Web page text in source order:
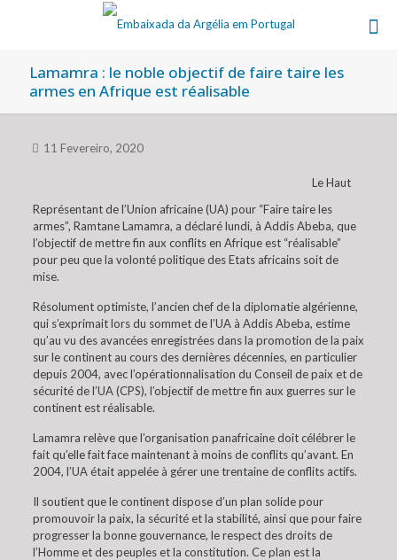
Lamamra : le noble objectif de faire taire les
armes en Afrique est réalisable
11 Fevereiro, 2020
Le Haut
Représentant de l’Union africaine (UA) pour “Faire taire les
armes”, Ramtane Lamamra, a déclaré lundi, à Addis Abeba, que
l’objectif de mettre fin aux conflits en Afrique est “réalisable”
pour peu que la volonté politique des Etats africains soit de
mise.
Résolument optimiste, l’ancien chef de la diplomatie algérienne,
qui s’exprimait lors du sommet de l’UA à Addis Abeba, estime
qu’au vu des avancées enregistrées dans la promotion de la paix
sur le continent au cours des dernières décennies, en particulier
depuis 2004, avec l’opérationnalisation du Conseil de paix et de
sécurité de l’UA (CPS), l’objectif de mettre fin aux guerres sur le
continent est réalisable.
Lamamra relève que l’organisation panafricaine doit célébrer le
fait qu’elle fait face maintenant à moins de conflits qu’avant. En
2004, l’UA était appelée à gérer une trentaine de conflits actifs.
Il soutient que le continent dispose d’un plan solide pour
promouvoir la paix, la sécurité et la stabilité, ainsi que pour faire
progresser la bonne gouvernance, le respect des droits de
l’Homme et des peuples et la constitution. Ce plan est la